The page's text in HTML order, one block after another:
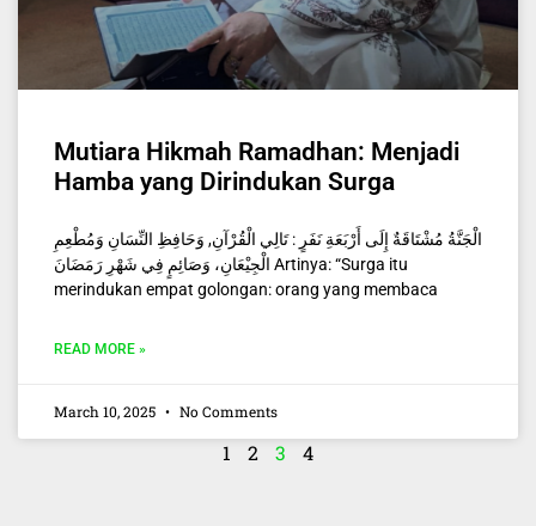
Mutiara Hikmah Ramadhan: Menjadi
Hamba yang Dirindukan Surga
الْجَنَّةُ مُشْتَاقَةٌ إِلَى أَرْبَعَةِ نَفَرٍ : تَالِي الْقُرْآنِ, وَحَافِظِ النِّسَانِ وَمُطْعِمِ
الْجِيْعَانِ، وَصَائِمٍ فِي شَهْرِ رَمَضَانَ Artinya: “Surga itu
merindukan empat golongan: orang yang membaca
READ MORE »
March 10, 2025 No Comments
1 2 3 4